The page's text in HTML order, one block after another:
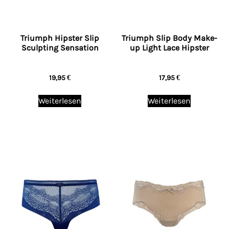
Triumph Hipster Slip
Sculpting Sensation
19,95€
Weiterlesen
Triumph Slip Body Make-
up Light Lace Hipster
17,95€
Weiterlesen